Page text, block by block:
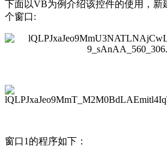
下面以VB为例介绍该控件的使用，新
个窗口:
窗口1的程序如下：